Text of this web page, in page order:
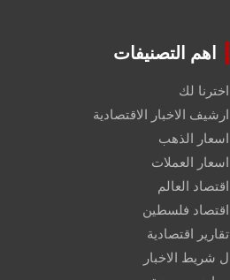
اهم التصنيفات
اخترنا لك
ارشيف الاخبار الاقتصادية
اسعار الذهب
اسعار العملات
اقتصاد العالم
اقتصاد فلسطين
تقارير اقتصادية
ل شريط الاخبار